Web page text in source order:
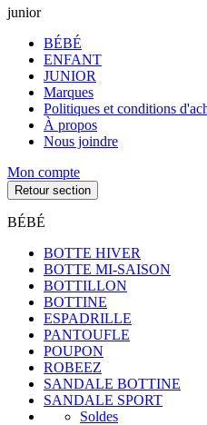
junior
BÉBÉ
ENFANT
JUNIOR
Marques
Politiques et conditions
À propos
Nous joindre
Mon compte
Retour section
BÉBÉ
BOTTE HIVER
BOTTE MI-SAISON
BOTTILLON
BOTTINE
ESPADRILLE
PANTOUFLE
POUPON
ROBEEZ
SANDALE BOTTINE
SANDALE SPORT
Soldes